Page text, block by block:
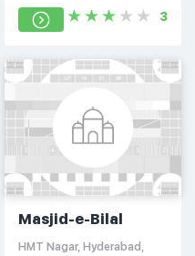
3
Masjid-e-Bilal
HMT Nagar, Hyderabad,